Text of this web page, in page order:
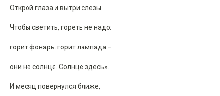
Открой глаза и вытри слезы.
Чтобы светить, гореть не надо:
горит фонарь, горит лампада –
они не солнце. Солнце здесь».
И месяц повернулся ближе,